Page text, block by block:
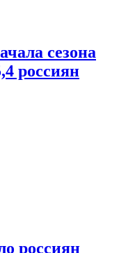
сезона
россиян
россиян